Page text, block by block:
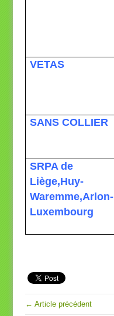
VETAS
SANS COLLIER
SRPA de
Liège,Huy-
Waremme,Arlon-
Luxembourg
← Article précédent